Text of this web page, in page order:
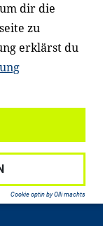
gezielt
wir eng
dir die
zu
erklärst du
Cookie optin by Olli machts